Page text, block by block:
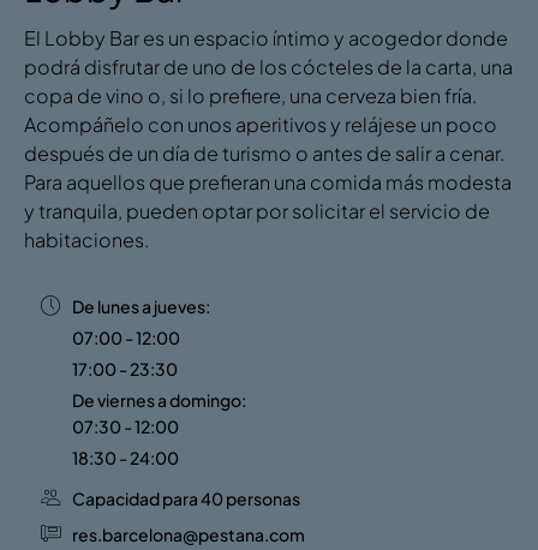
El Lobby Bar es un espacio íntimo y acogedor donde
podrá disfrutar de uno de los cócteles de la carta, una
copa de vino o, si lo prefiere, una cerveza bien fría.
Acompáñelo con unos aperitivos y relájese un poco
después de un día de turismo o antes de salir a cenar.
Para aquellos que prefieran una comida más modesta
y tranquila, pueden optar por solicitar el servicio de
habitaciones.
De lunes a jueves:
07:00 - 12:00
17:00 - 23:30
De viernes a domingo:
07:30 - 12:00
18:30 - 24:00
Capacidad para 40 personas
res.barcelona@pestana.com